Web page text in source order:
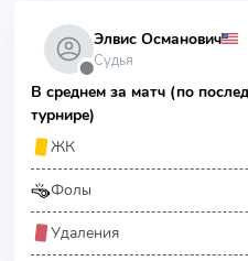
⬤
Элвис Османович
Судья
В среднем за матч (по
турнире)
ЖК
Фолы
Удаления